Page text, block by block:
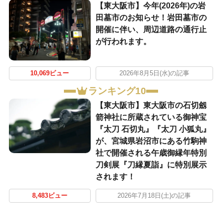
【東大阪市】今年(2026年)の岩
田墓市のお知らせ！岩田墓市の
開催に伴い、周辺道路の通行止
が行われます。
10,069ビュー 2026年8月5日(水)の記事
ランキング10
【東大阪市】東大阪市の石切劔
箭神社に所蔵されている御神宝
『太刀 石切丸』『太刀 小狐丸』
が、宮城県岩沼市にある竹駒神
社で開催される午歳御縁年特別
刀剣展『刀縁夏詣』に特別展示
されます！
8,483ビュー 2026年7月18日(土)の記事